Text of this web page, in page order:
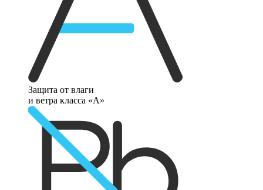
Защита от влаги
и ветра класса «А»